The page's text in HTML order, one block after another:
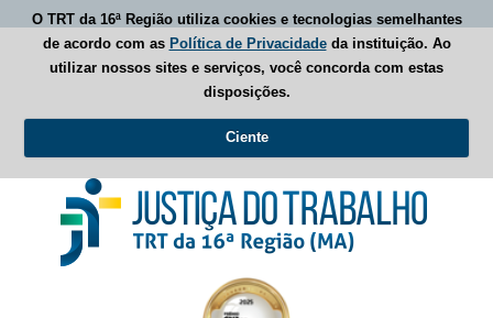
O TRT da 16ª Região utiliza cookies e tecnologias semelhantes
de acordo com as Política de Privacidadeda instituição. Ao
utilizar nossos sites e serviços, você concorda com estas
disposições.
Ciente